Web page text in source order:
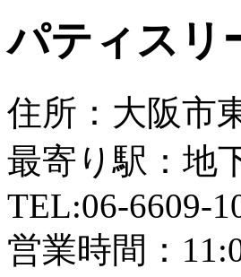
パティスリ
住所：大阪市
最寄り駅：地
TEL:06-6609-
営業時間：